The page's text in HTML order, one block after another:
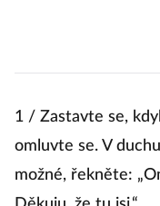
1 / Zastavte se,
omluvte se. V
možné, řekněte: